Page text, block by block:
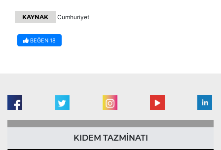
KAYNAK Cumhuriyet
BEĞEN 18
KIDEM TAZMİNATI